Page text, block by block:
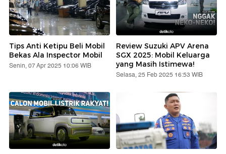
Tips Anti Ketipu Beli Mobil
Bekas Ala Inspector Mobil
Senin, 07 Apr 2025 10:06 WIB
Review Suzuki APV Arena
SGX 2025: Mobil Keluarga
yang Masih Istimewa!
Selasa, 25 Feb 2025 16:53 WIB